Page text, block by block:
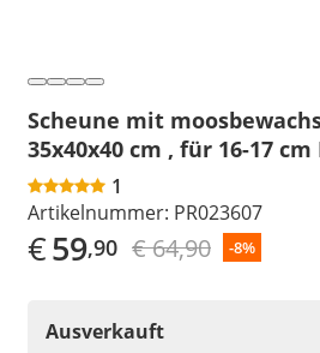
Scheune mit
35x40x40 cm , für 16-17
1
Artikelnummer: PR023607
€59,90 € 64,90 -8%
Ausverkauft